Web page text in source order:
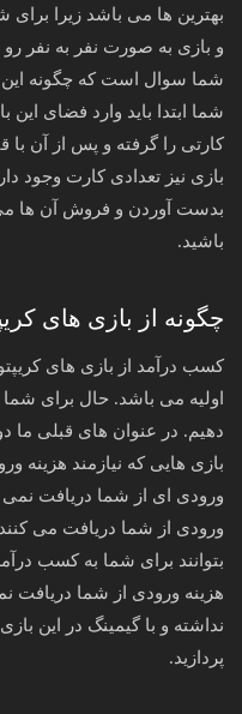
بهترین ها می باشد زیرا
و بازی به صورت نفر به نفر
شما سوال است که چگونه این
شما ابتدا باید وارد فضای
کارتی را گرفته و پس از آن با
بازی نیز تعدادی کارت وجود
بدست آوردن و فروش آن ها می
باشید.
چگونه از بازی های
کسب درآمد از بازی های
اولیه می باشد. حال برای
دهیم. در عنوان های قبلی ما
بازی هایی که نیازمند هزینه
ورودی ای از شما دریافت نمی
ورودی از شما دریافت می کنند
بتوانند برای شما به کسب
هزینه ورودی از شما دریافت
نداشته و با گیمینگ در این
پردازید.